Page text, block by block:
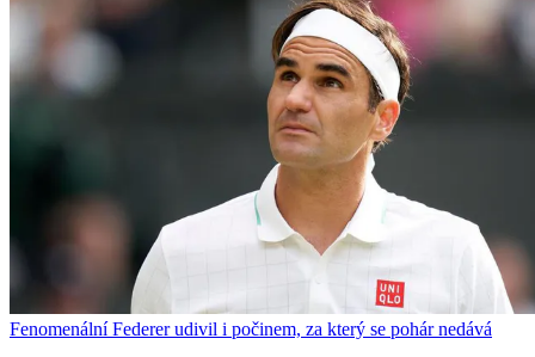
Fenomenální Federer udivil i počinem, za který se pohár nedává